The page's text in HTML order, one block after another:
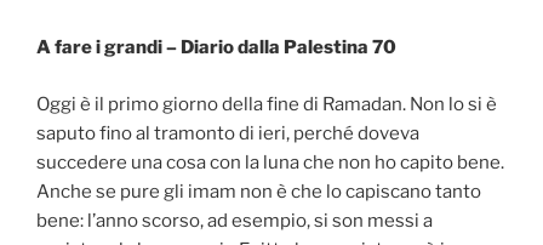
A fare i grandi – Diario dalla Palestina 70
Oggi è il primo giorno della fine di Ramadan. Non lo si è
saputo fino al tramonto di ieri, perché doveva
succedere una cosa con la luna che non ho capito bene.
Anche se pure gli imam non è che lo capiscano tanto
bene: l’anno scorso, ad esempio, si son messi a